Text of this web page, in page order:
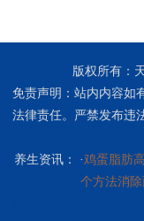
版权所有：
免责声明：站内内容如
法律责任。严禁发布违
养生资讯： · 鸡蛋脂肪
个方法消